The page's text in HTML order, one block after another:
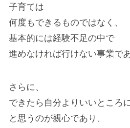
子育ては
何度もできるものではなく、
基本的には経験不足の中で
進めなければ行けない事業で
さらに、
できたら自分よりいいところ
と思うのが親心であり、